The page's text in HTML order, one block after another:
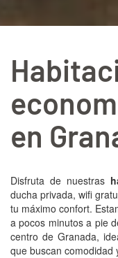
en
Disfruta de nuestras
ducha privada, wifi
tu máximo confort.
a pocos minutos a pie
centro de Granada,
que buscan comodidad